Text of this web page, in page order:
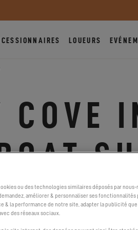
LOUEURS
COVE
AUSTRALIE | PO BOX
DU 20 MAI 2021 AU 23
ou des technologies similaires déposés par
améliorer & personnaliser ses
& la performance de notre site, adapter la publicité
des réseaux sociaux.